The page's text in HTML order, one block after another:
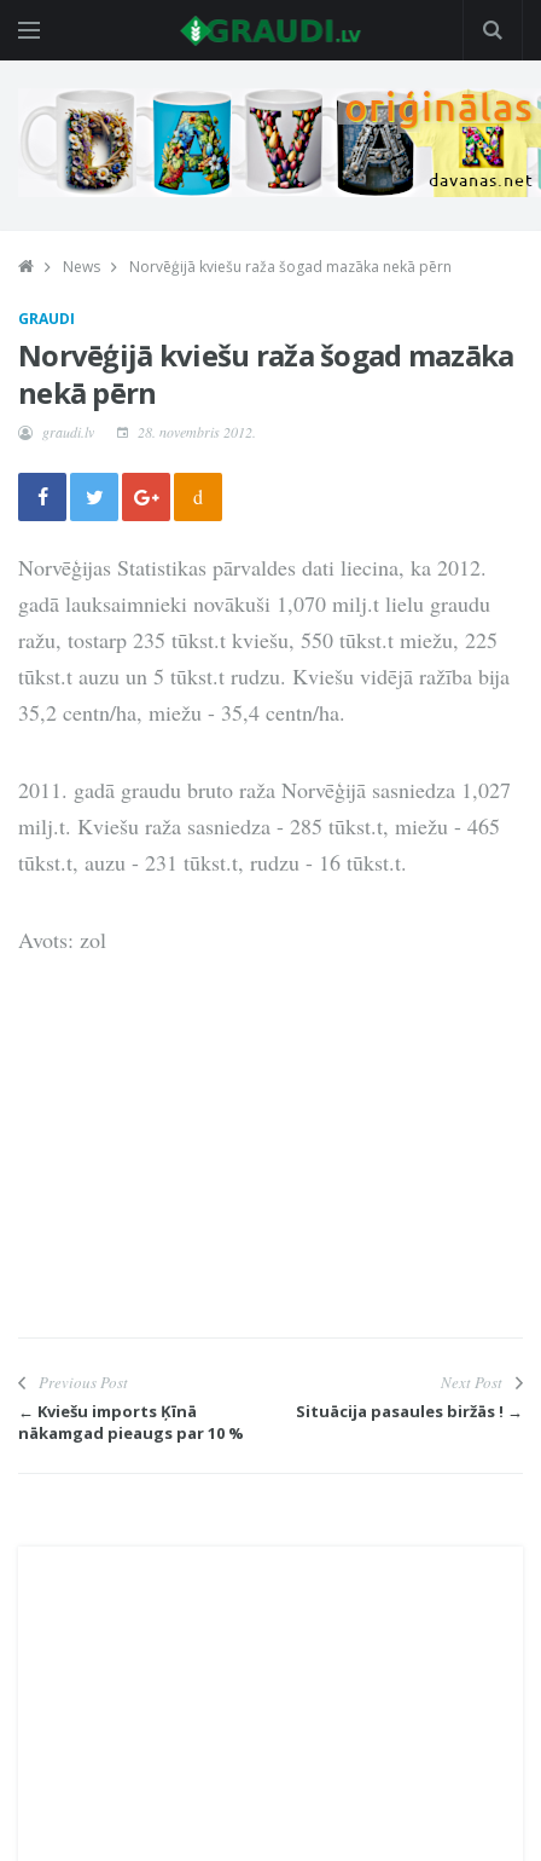
News Norvēģijā kviešu raža šogad mazāka nekā pērn
GRAUDI
Norvēģijā kviešu raža šogad mazāka
nekā pērn
graudi.lv 28. novembris 2012.
d
Norvēģijas Statistikas pārvaldes dati liecina, ka 2012.
gadā lauksaimnieki novākuši 1,070 milj.t lielu graudu
ražu, tostarp 235 tūkst.t kviešu, 550 tūkst.t miežu, 225
tūkst.t auzu un 5 tūkst.t rudzu. Kviešu vidējā ražība bija
35,2 centn/ha, miežu - 35,4 centn/ha.
2011. gadā graudu bruto raža Norvēģijā sasniedza 1,027
milj.t. Kviešu raža sasniedza - 285 tūkst.t, miežu - 465
tūkst.t, auzu - 231 tūkst.t, rudzu - 16 tūkst.t.
Avots: zol
Previous Post
← Kviešu imports Ķīnā
nākamgad pieaugs par 10 %
Next Post
Situācija pasaules biržās ! →